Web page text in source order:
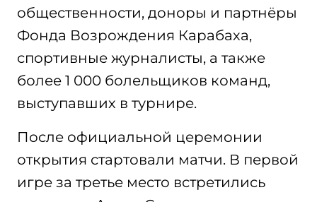
общественности, доноры и партнёры
Фонда Возрождения Карабаха,
спортивные журналисты, а также
более 1 000 болельщиков команд,
выступавших в турнире.
После официальной церемонии
открытия стартовали матчи. В первой
игре за третье место встретились